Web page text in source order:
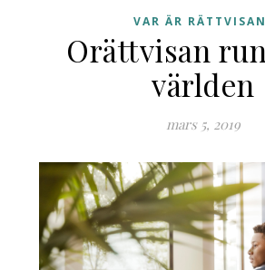
VAR ÄR
Orättvisan
världen
mars 5, 2019